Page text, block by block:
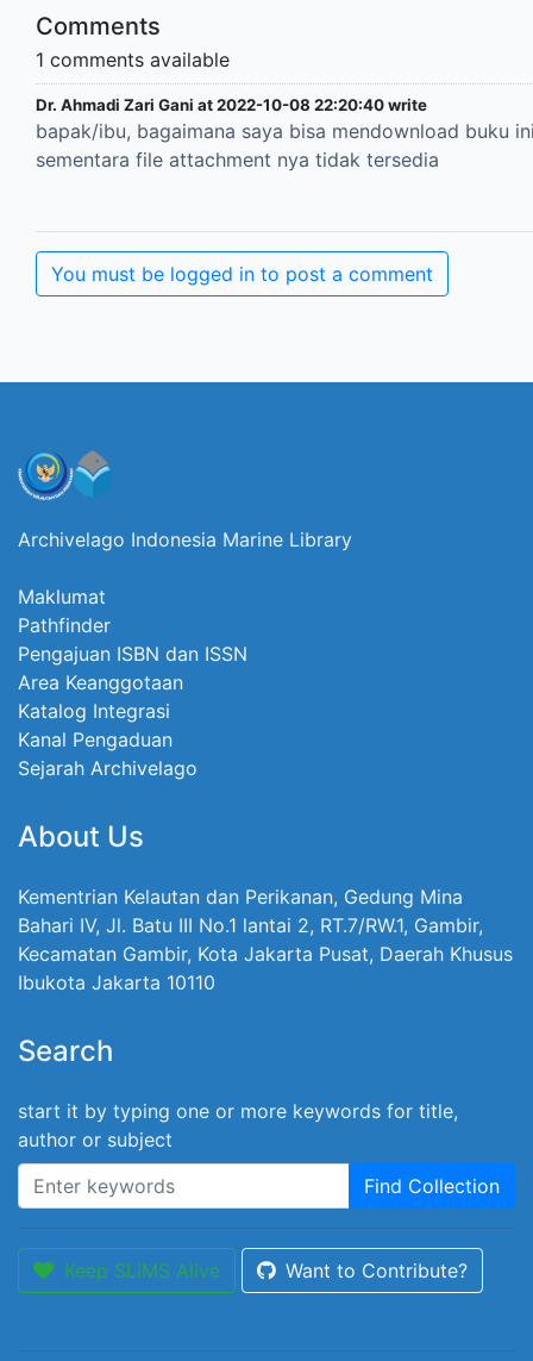
Comments
1 comments available
Dr. Ahmadi Zari Gani at 2022-10-08 22:20:40 write
bapak/ibu, bagaimana saya bisa mendownload buku
sementara file attachment nya tidak tersedia
You must be logged in to post a comment
Archivelago Indonesia Marine Library
Maklumat
Pathfinder
Pengajuan ISBN dan ISSN
Area Keanggotaan
Katalog Integrasi
Kanal Pengaduan
Sejarah Archivelago
About Us
Kementrian Kelautan dan Perikanan, Gedung Mina
Bahari IV, Jl. Batu III No.1 lantai 2, RT.7/RW.1, Gambir,
Kecamatan Gambir, Kota Jakarta Pusat, Daerah Khusus
Ibukota Jakarta 10110
Search
start it by typing one or more keywords for title,
author or subject
Find Collection
Keep SLiMS Alive Want to Contribute?